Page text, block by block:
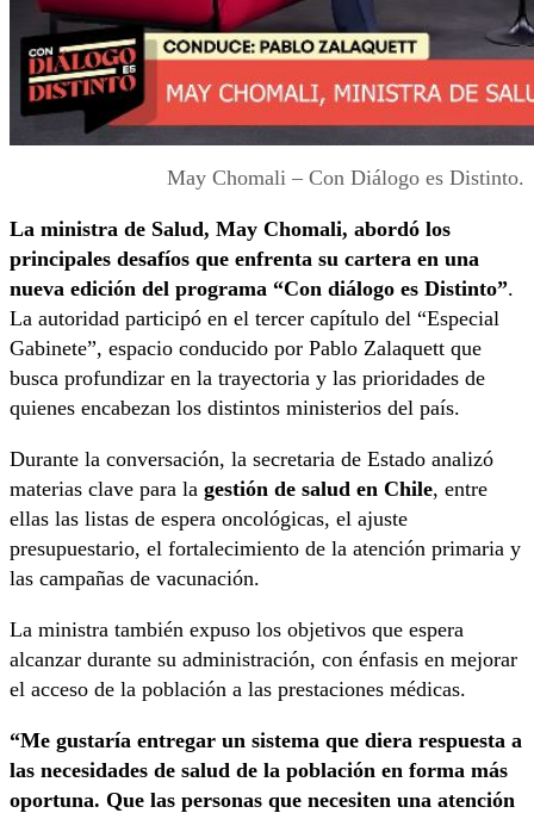
May Chomali – Con Diálogo es Distinto.
La ministra de Salud, May Chomali, abordó los
principales desafíos que enfrenta su cartera en una
nueva edición del programa “Con diálogo es Distinto”.
La autoridad participó en el tercer capítulo del “Especial
Gabinete”, espacio conducido por Pablo Zalaquett que
busca profundizar en la trayectoria y las prioridades de
quienes encabezan los distintos ministerios del país.
Durante la conversación, la secretaria de Estado analizó
materias clave para la gestión de salud en Chile, entre
ellas las listas de espera oncológicas, el ajuste
presupuestario, el fortalecimiento de la atención primaria y
las campañas de vacunación.
La ministra también expuso los objetivos que espera
alcanzar durante su administración, con énfasis en mejorar
el acceso de la población a las prestaciones médicas.
“Me gustaría entregar un sistema que diera respuesta a
las necesidades de salud de la población en forma más
oportuna. Que las personas que necesiten una atención